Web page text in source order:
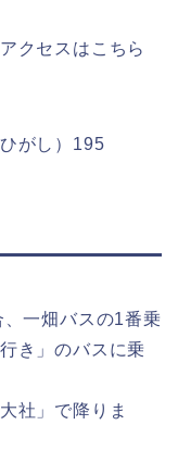
クセスはこちら
がし）195
一畑バスの1番乗
き」のバスに乗
社」で降りま